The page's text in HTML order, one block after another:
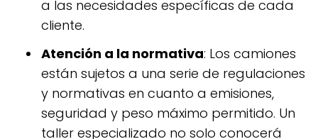
a las necesidades específicas de cada
cliente.
Atención a la normativa: Los camiones
están sujetos a una serie de regulaciones
y normativas en cuanto a emisiones,
seguridad y peso máximo permitido. Un
taller especializado no solo conocerá